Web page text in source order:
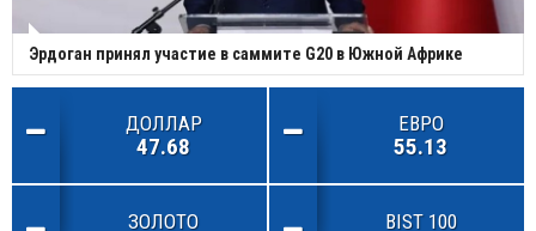
Эрдоган принял участие в саммите G20 в Южной Африке
ДОЛЛАР
47.68
ЕВРО
55.13
ЗОЛОТО BIST 100